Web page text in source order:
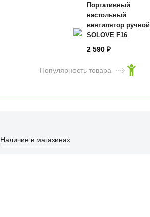
Портативный
настольный
вентилятор ручной
SOLOVE F16
розовый
2 590 ₽
Популярность товара
Наличие в магазинах